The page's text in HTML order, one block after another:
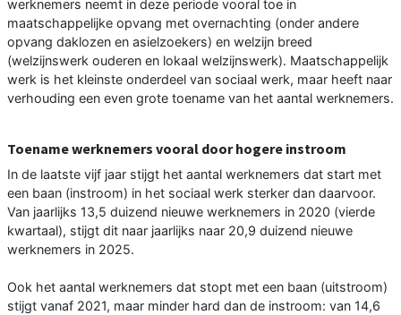
werknemers neemt in deze periode vooral toe in
maatschappelijke opvang met overnachting (onder andere
opvang daklozen en asielzoekers) en welzijn breed
(welzijnswerk ouderen en lokaal welzijnswerk). Maatschappelijk
werk is het kleinste onderdeel van sociaal werk, maar heeft naar
verhouding een even grote toename van het aantal werknemers.
Toename werknemers vooral door hogere instroom
In de laatste vijf jaar stijgt het aantal werknemers dat start met
een baan (instroom) in het sociaal werk sterker dan daarvoor.
Van jaarlijks 13,5 duizend nieuwe werknemers in 2020 (vierde
kwartaal), stijgt dit naar jaarlijks naar 20,9 duizend nieuwe
werknemers in 2025.
Ook het aantal werknemers dat stopt met een baan (uitstroom)
stijgt vanaf 2021, maar minder hard dan de instroom: van 14,6